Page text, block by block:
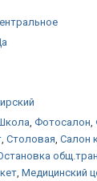
, Фотосалон,
, Столовая, Салон
, Медицинский